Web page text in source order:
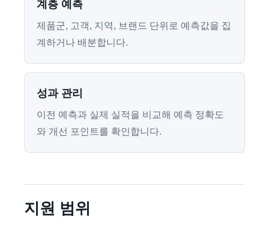
계층 예측
제품군, 고객, 지역, 브랜드 단위로 예측값을 집
계하거나 배분합니다.
성과 관리
이전 예측과 실제 실적을 비교해 예측 정확도
와 개선 포인트를 확인합니다.
지원 범위